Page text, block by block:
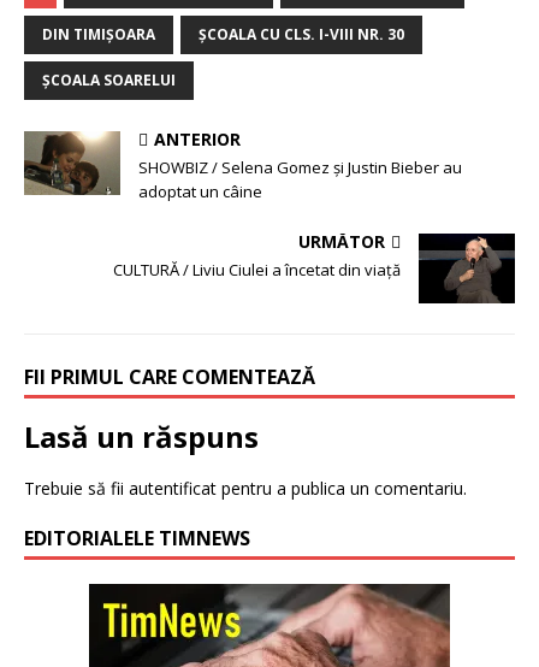
DIN TIMIŞOARA ŞCOALA CU CLS. I-VIII NR. 30
ŞCOALA SOARELUI
ANTERIOR
SHOWBIZ / Selena Gomez şi Justin Bieber au
adoptat un câine
URMĂTOR
CULTURĂ / Liviu Ciulei a încetat din viață
FII PRIMUL CARE COMENTEAZĂ
Lasă un răspuns
Trebuie să fii autentificat pentru a publica un comentariu.
EDITORIALELE TIMNEWS